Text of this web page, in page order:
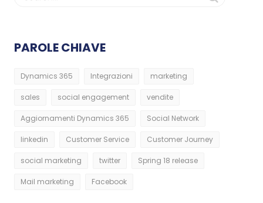
PAROLE CHIAVE
Dynamics 365 Integrazioni marketing
sales social engagement vendite
Aggiornamenti Dynamics 365 Social Network
linkedin Customer Service Customer Journey
social marketing twitter Spring 18 release
Mail marketing Facebook